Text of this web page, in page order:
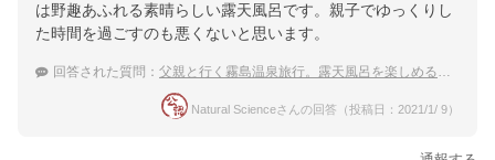
は野趣あふれる素晴らしい露天風呂です。親子でゆっくりし
た時間を過ごすのも悪くないと思います。
回答された質問： 父親と行く霧島温泉旅行。露天風呂を楽しめるお勧めの宿を教えて！
Natural Scienceさんの回答（投稿日：2021/1/ 9）